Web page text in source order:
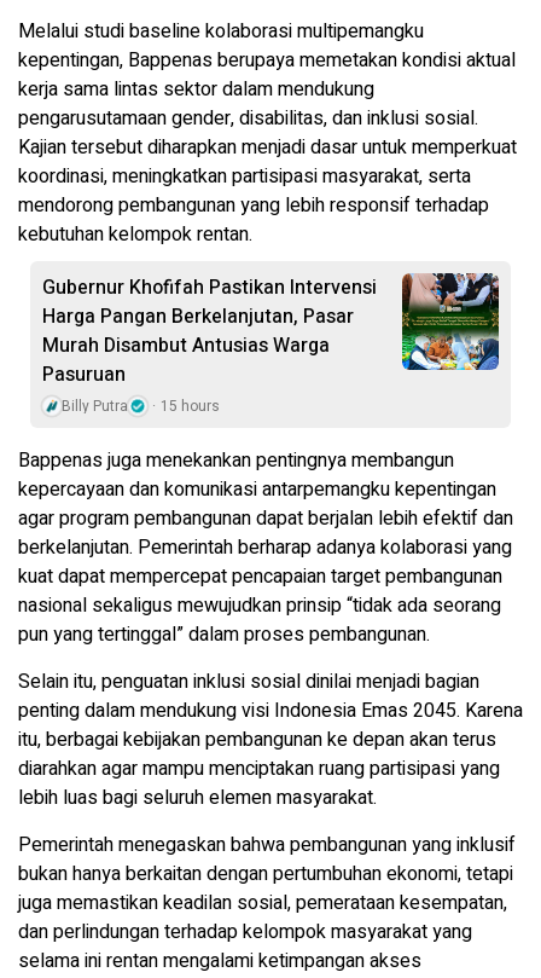
Melalui studi baseline kolaborasi multipemangku
kepentingan, Bappenas berupaya memetakan kondisi aktual
kerja sama lintas sektor dalam mendukung
pengarusutamaan gender, disabilitas, dan inklusi sosial.
Kajian tersebut diharapkan menjadi dasar untuk memperkuat
koordinasi, meningkatkan partisipasi masyarakat, serta
mendorong pembangunan yang lebih responsif terhadap
kebutuhan kelompok rentan.
Gubernur Khofifah Pastikan Intervensi
Harga Pangan Berkelanjutan, Pasar
Murah Disambut Antusias Warga
Pasuruan
Billy Putra 15 hours
Bappenas juga menekankan pentingnya membangun
kepercayaan dan komunikasi antarpemangku kepentingan
agar program pembangunan dapat berjalan lebih efektif dan
berkelanjutan. Pemerintah berharap adanya kolaborasi yang
kuat dapat mempercepat pencapaian target pembangunan
nasional sekaligus mewujudkan prinsip “tidak ada seorang
pun yang tertinggal” dalam proses pembangunan.
Selain itu, penguatan inklusi sosial dinilai menjadi bagian
penting dalam mendukung visi Indonesia Emas 2045. Karena
itu, berbagai kebijakan pembangunan ke depan akan terus
diarahkan agar mampu menciptakan ruang partisipasi yang
lebih luas bagi seluruh elemen masyarakat.
Pemerintah menegaskan bahwa pembangunan yang inklusif
bukan hanya berkaitan dengan pertumbuhan ekonomi, tetapi
juga memastikan keadilan sosial, pemerataan kesempatan,
dan perlindungan terhadap kelompok masyarakat yang
selama ini rentan mengalami ketimpangan akses